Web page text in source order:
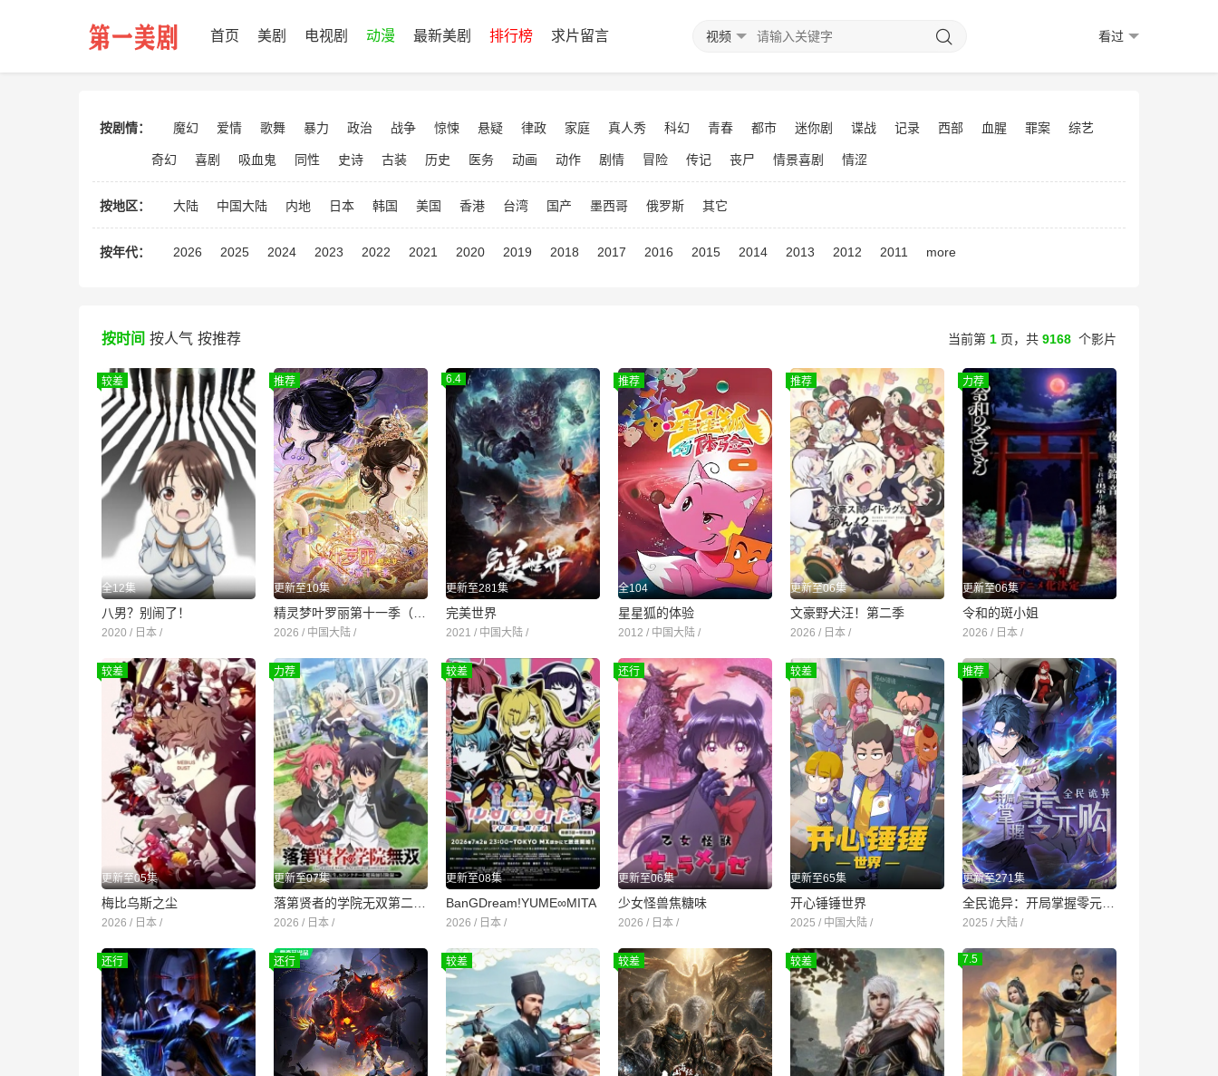
首页 美剧 电视剧 动漫 最新美剧 排行榜 求片留言 视频 看过
按剧情： 魔幻 爱情 歌舞 暴力 政治 战争 惊悚 悬疑 律政 家庭 真人秀 科幻 青春 都市 迷你剧 谍战 记录 西部 血腥 罪案 综艺
奇幻 喜剧 吸血鬼 同性 史诗 古装 历史 医务 动画 动作 剧情 冒险 传记 丧尸 情景喜剧 情涩
按地区： 大陆 中国大陆 内地 日本 韩国 美国 香港 台湾 国产 墨西哥 俄罗斯 其它
按年代： 2026 2025 2024 2023 2022 2021 2020 2019 2018 2017 2016 2015 2014 2013 2012 2011 more
按时间 按人气 按推荐 当前第 1 页， 共 9168 个影片
较差
全12集
八男？别闹了！
2020 / 日本 /
推荐
更新至10集
2026 / 中国大陆 /
6.4
更新至281集
完美世界
2021 / 中国大陆 /
推荐
全104
星星狐的体验
2012 / 中国大陆 /
推荐
更新至06集
文豪野犬汪！第二季
2026 / 日本 /
力荐
更新至06集
令和的斑小姐
2026 / 日本 /
较差
更新至05集
梅比乌斯之尘
2026 / 日本 /
力荐
更新至07集
2026 / 日本 /
较差
更新至08集
BanGDream!YUME∞MITA
2026 / 日本 /
还行
更新至06集
少女怪兽焦糖味
2026 / 日本 /
较差
更新至65集
开心锤锤世界
2025 / 中国大陆 /
推荐
更新至271集
2025 / 大陆 /
还行 还行 较差 较差 较差 7.5